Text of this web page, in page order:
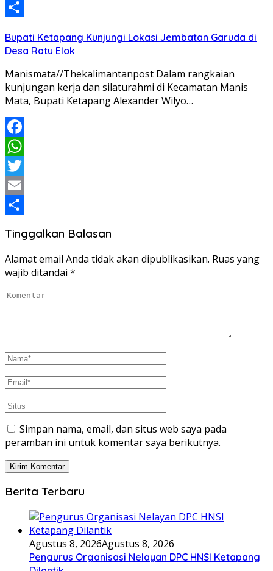
Email
Bupati Ketapang Kunjungi Lokasi Jembatan Garuda di
Desa Ratu Elok
Manismata//Thekalimantanpost Dalam rangkaian
kunjungan kerja dan silaturahmi di Kecamatan Manis
Mata, Bupati Ketapang Alexander Wilyo…
Facebook
WhatsApp
Twitter
Email
Tinggalkan Balasan
Alamat email Anda tidak akan dipublikasikan. Ruas yang
wajib ditandai *
Simpan nama, email, dan situs web saya pada
peramban ini untuk komentar saya berikutnya.
Berita Terbaru
Agustus 8, 2026Agustus 8, 2026
Pengurus Organisasi Nelayan DPC HNSI Ketapang